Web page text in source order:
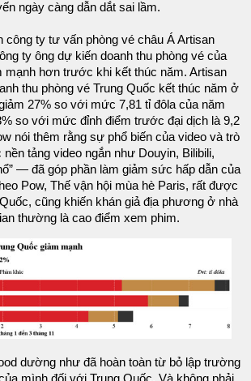
ngày càng dẫn dắt sai lầm.
công ty tư vấn phòng vé châu Á Artisan
ty ông dự kiến doanh thu phòng vé của
mạnh hơn trước khi kết thúc năm. Artisan
thu phòng vé Trung Quốc kết thúc năm ở
27% so với mức 7,81 tỉ đôla của năm
so với mức đỉnh điểm trước đại dịch là 9,2
nói thêm rằng sự phổ biến của video và trò
tảng video ngắn như Douyin, Bilibili,
— đã góp phần làm giảm sức hấp dẫn của
Pow, Thế vận hội mùa hè Paris, rất được
cũng khiến khán giả địa phương ở nhà
thường là cao điểm xem phim.
dường như đã hoàn toàn từ bỏ lập trường